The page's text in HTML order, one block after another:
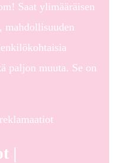
Saat ylimääräisen
mahdollisuuden
paljon muuta. Se on
|